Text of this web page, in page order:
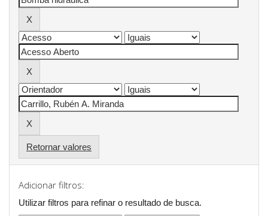
Retornar valores
Adicionar filtros:
Utilizar filtros para refinar o resultado de busca.